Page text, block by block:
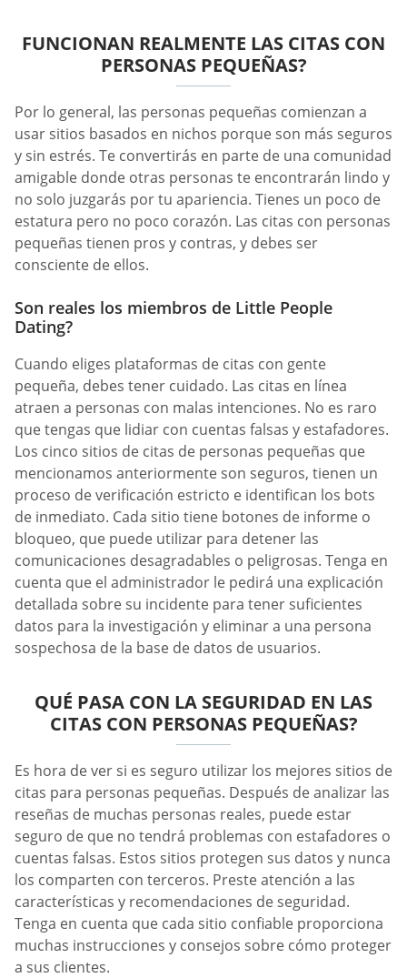
FUNCIONAN REALMENTE LAS CITAS CON
PERSONAS PEQUEÑAS?
Por lo general, las personas pequeñas comienzan a
usar sitios basados en nichos porque son más seguros
y sin estrés. Te convertirás en parte de una comunidad
amigable donde otras personas te encontrarán lindo y
no solo juzgarás por tu apariencia. Tienes un poco de
estatura pero no poco corazón. Las citas con personas
pequeñas tienen pros y contras, y debes ser
consciente de ellos.
Son reales los miembros de Little People
Dating?
Cuando eliges plataformas de citas con gente
pequeña, debes tener cuidado. Las citas en línea
atraen a personas con malas intenciones. No es raro
que tengas que lidiar con cuentas falsas y estafadores.
Los cinco sitios de citas de personas pequeñas que
mencionamos anteriormente son seguros, tienen un
proceso de verificación estricto e identifican los bots
de inmediato. Cada sitio tiene botones de informe o
bloqueo, que puede utilizar para detener las
comunicaciones desagradables o peligrosas. Tenga en
cuenta que el administrador le pedirá una explicación
detallada sobre su incidente para tener suficientes
datos para la investigación y eliminar a una persona
sospechosa de la base de datos de usuarios.
QUÉ PASA CON LA SEGURIDAD EN LAS
CITAS CON PERSONAS PEQUEÑAS?
Es hora de ver si es seguro utilizar los mejores sitios de
citas para personas pequeñas. Después de analizar las
reseñas de muchas personas reales, puede estar
seguro de que no tendrá problemas con estafadores o
cuentas falsas. Estos sitios protegen sus datos y nunca
los comparten con terceros. Preste atención a las
características y recomendaciones de seguridad.
Tenga en cuenta que cada sitio confiable proporciona
muchas instrucciones y consejos sobre cómo proteger
a sus clientes.